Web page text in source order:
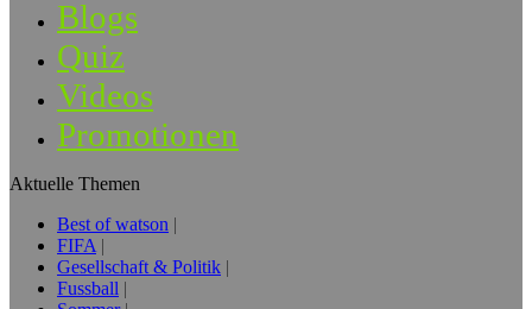
Blogs
Quiz
Videos
Promotionen
Aktuelle Themen
Best of watson
FIFA
Gesellschaft & Politik
Fussball